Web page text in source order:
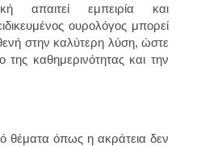
απαιτεί εμπειρία και
ουρολόγος μπορεί
στην καλύτερη λύση, ώστε
της καθημερινότητας και την
όπως η ακράτεια δεν